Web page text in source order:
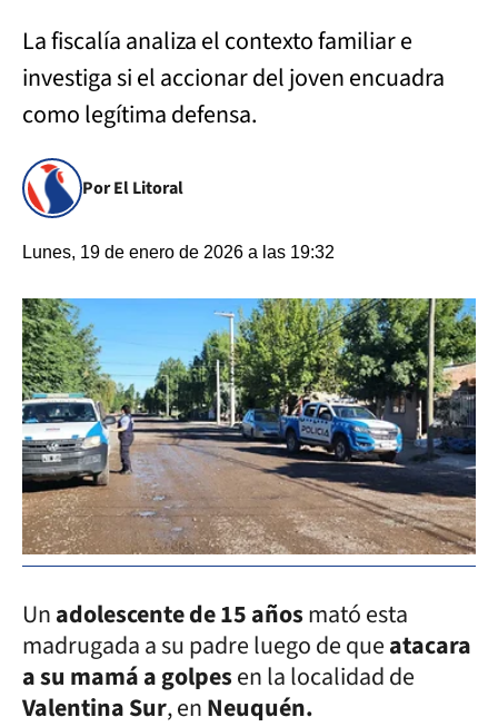
La fiscalía analiza el contexto familiar e
investiga si el accionar del joven encuadra
como legítima defensa.
Por El Litoral
Lunes, 19 de enero de 2026 a las 19:32
Unadolescente de 15 añosmató esta
madrugada a su padre luego de queatacara
a su mamá a golpesen la localidad de
Valentina Sur, enNeuquén.